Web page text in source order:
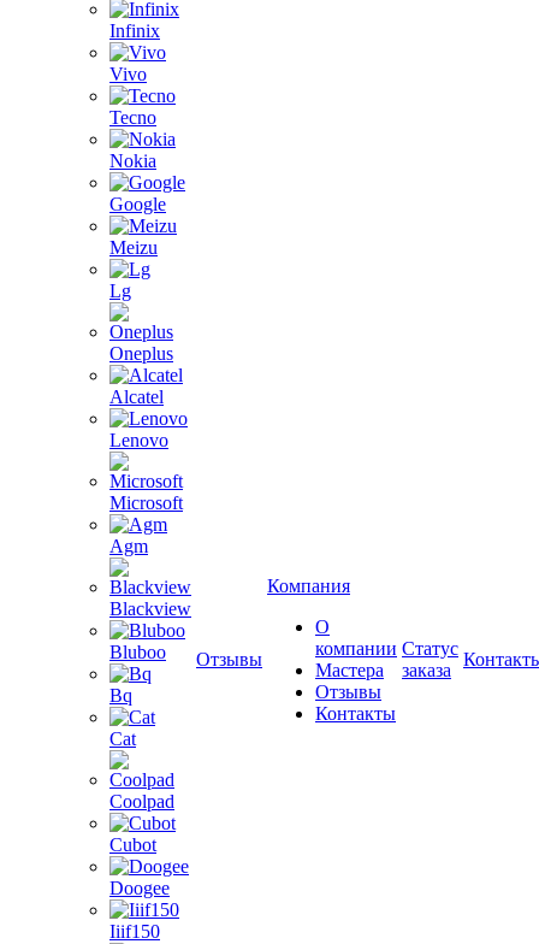
Infinix
Vivo
Tecno
Nokia
Google
Meizu
Lg
Oneplus
Alcatel
Lenovo
Microsoft
Agm
Blackview
Bluboo
Bq
Cat
Coolpad
Cubot
Doogee
Iiif150
Отзывы
Компания
О
компании
Мастера
Отзывы
Контакты
Статус
заказа